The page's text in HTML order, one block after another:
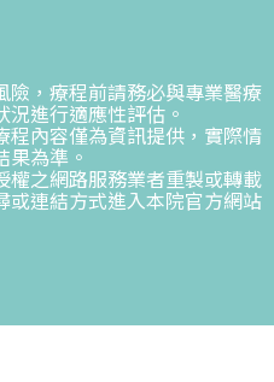
險，療程前請務必與專業醫療
進行適應性評估。
程內容僅為資訊提供，實際情
為準。
權之網路服務業者重製或轉載
或連結方式進入本院官方網站